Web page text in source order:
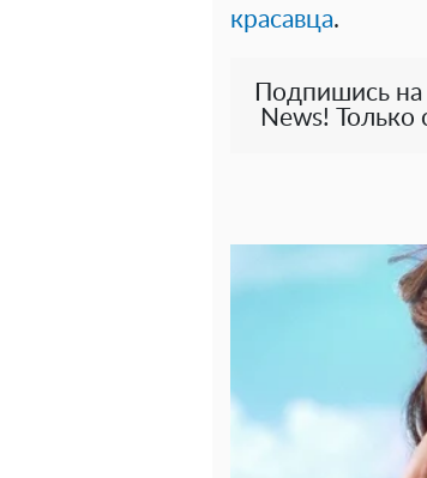
красавца.
Подпишись на
News! Только